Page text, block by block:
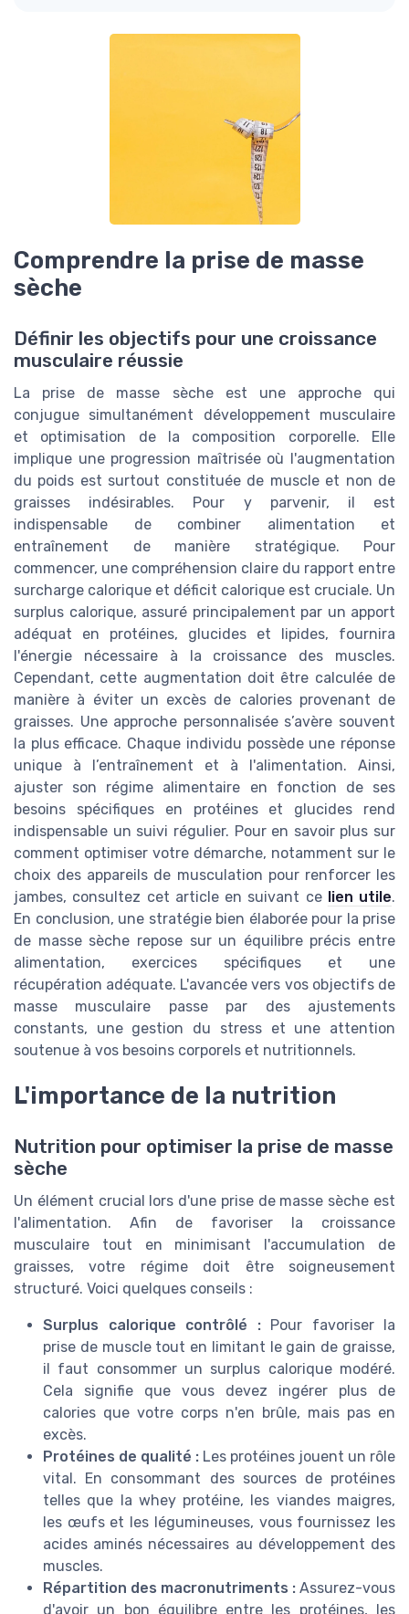
Comprendre la prise de masse
sèche
Définir les objectifs pour une croissance
musculaire réussie
La prise de masse sèche est une approche qui
conjugue simultanément développement musculaire
et optimisation de la composition corporelle. Elle
implique une progression maîtrisée où l'augmentation
du poids est surtout constituée de muscle et non de
graisses indésirables. Pour y parvenir, il est
indispensable de combiner alimentation et
entraînement de manière stratégique. Pour
commencer, une compréhension claire du rapport entre
surcharge calorique et déficit calorique est cruciale. Un
surplus calorique, assuré principalement par un apport
adéquat en protéines, glucides et lipides, fournira
l'énergie nécessaire à la croissance des muscles.
Cependant, cette augmentation doit être calculée de
manière à éviter un excès de calories provenant de
graisses. Une approche personnalisée s’avère souvent
la plus efficace. Chaque individu possède une réponse
unique à l’entraînement et à l'alimentation. Ainsi,
ajuster son régime alimentaire en fonction de ses
besoins spécifiques en protéines et glucides rend
indispensable un suivi régulier. Pour en savoir plus sur
comment optimiser votre démarche, notamment sur le
choix des appareils de musculation pour renforcer les
jambes, consultez cet article en suivant ce lien utile.
En conclusion, une stratégie bien élaborée pour la prise
de masse sèche repose sur un équilibre précis entre
alimentation, exercices spécifiques et une
récupération adéquate. L'avancée vers vos objectifs de
masse musculaire passe par des ajustements
constants, une gestion du stress et une attention
soutenue à vos besoins corporels et nutritionnels.
L'importance de la nutrition
Nutrition pour optimiser la prise de masse
sèche
Un élément crucial lors d'une prise de masse sèche est
l'alimentation. Afin de favoriser la croissance
musculaire tout en minimisant l'accumulation de
graisses, votre régime doit être soigneusement
structuré. Voici quelques conseils :
Surplus calorique contrôlé :Pour favoriser la
prise de muscle tout en limitant le gain de graisse,
il faut consommer un surplus calorique modéré.
Cela signifie que vous devez ingérer plus de
calories que votre corps n'en brûle, mais pas en
excès.
Protéines de qualité : Les protéines jouent un rôle
vital. En consommant des sources de protéines
telles que la whey protéine, les viandes maigres,
les œufs et les légumineuses, vous fournissez les
acides aminés nécessaires au développement des
muscles.
Répartition des macronutriments : Assurez-vous
d'avoir un bon équilibre entre les protéines, les